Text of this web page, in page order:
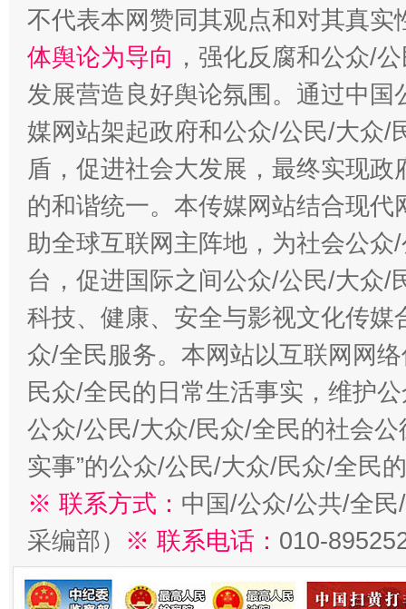
不代表本网赞同其观点和对其真实
体舆论为导向 ，强化反腐和公众/
发展营造良好舆论氛围。通过中
媒网站架起政府和公众/公民/大众/
盾，促进社会大发展，最终实现
的和谐统一。本传媒网站结合现
助全球互联网主阵地，为社会公
台，促进国际之间公众/公民/大众/
科技、健康、安全与影视文化传
众/全民服务。本网站以互联网网
民众/全民的日常生活事实，维护
公众/公民/大众/民众/全民的社会公
实事”的公众/公民/大众/民众/全民
※ 联系方式： 中国/公众/公共/全
采编部） ※ 联系电话： 010-